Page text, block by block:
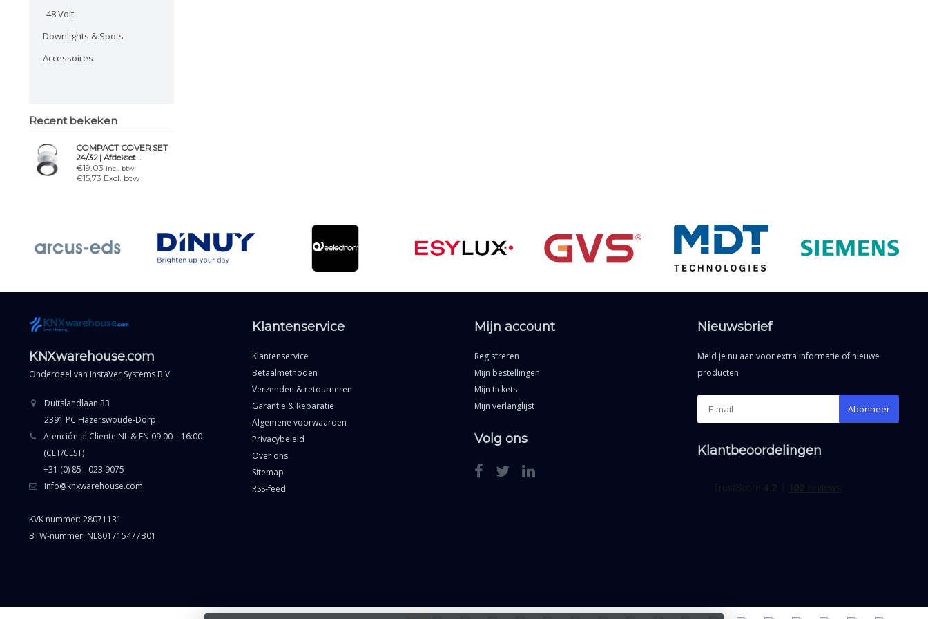
48 Volt
Downlights & Spots
Accessoires
Recent bekeken
COMPACT COVER SET
24/32 | Afdekset
Compact
€19,03 Incl. btw
€15,73 Excl. btw
KNXwarehouse.com
Onderdeel van InstaVer Systems B.V.
Duitslandlaan 33
2391 PC Hazerswoude-Dorp
Atención al Cliente NL & EN 09:00 – 16:00
(CET/CEST)
+31 (0) 85 - 023 9075
info@knxwarehouse.com
KVK nummer: 28071131
BTW-nummer: NL801715477B01
Klantenservice
Klantenservice
Betaalmethoden
Verzenden & retourneren
Garantie & Reparatie
Algemene voorwaarden
Privacybeleid
Over ons
Sitemap
RSS-feed
Mijn account
Registreren
Mijn bestellingen
Mijn tickets
Mijn verlanglijst
Volg ons
Nieuwsbrief
Meld je nu aan voor extra informatie of nieuwe
producten
Abonneer
Klantbeoordelingen